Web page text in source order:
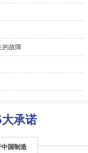
的故障
承诺
国制造